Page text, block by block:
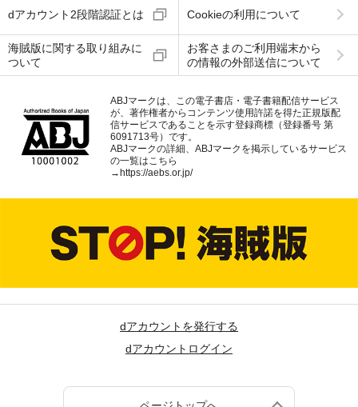
dアカウント2段階認証とは Cookieの利用について
海賊版に関する取り組みに
ついて
お客さまのご利用端末から
の情報の外部送信について
ABJマークは、この電子書店・電子書籍配信サービス
が、著作権者からコンテンツ使用許諾を得た正規版配
信サービスであることを示す登録商標（登録番号 第
6091713号）です。
ABJマークの詳細、ABJマークを掲示しているサービス
の一覧はこちら
→https://aebs.or.jp/
dアカウントを発行する
dアカウントログイン